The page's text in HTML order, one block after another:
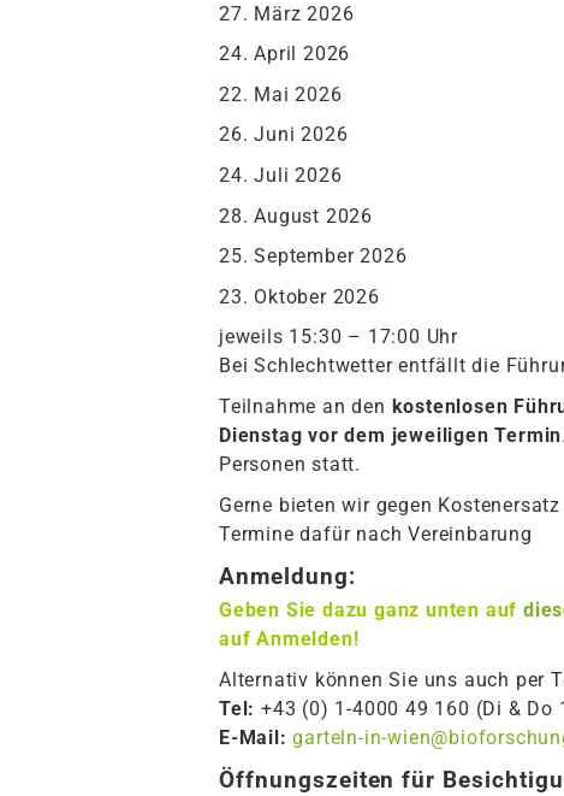
27. März 2026
24. April 2026
22. Mai 2026
26. Juni 2026
24. Juli 2026
28. August 2026
25. September 2026
23. Oktober 2026
jeweils 15:30 – 17:00 Uhr
Bei Schlechtwetter entfällt die
Teilnahme an den kostenlosen
Dienstag vor dem jeweiligen Termin
Personen statt.
Gerne bieten wir gegen
Termine dafür nach Vereinbarung
Anmeldung:
Geben Sie dazu ganz unten auf
auf Anmelden!
Alternativ können Sie uns auch per
Tel: +43 (0) 1-4000 49 160 (Di & Do
E-Mail: garteln-in-
Öffnungszeiten für